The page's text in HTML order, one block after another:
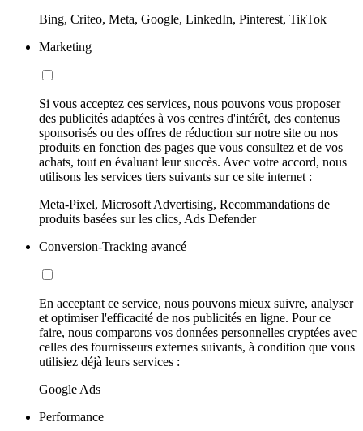
Bing, Criteo, Meta, Google, LinkedIn, Pinterest, TikTok
Marketing
Si vous acceptez ces services, nous pouvons vous proposer
des publicités adaptées à vos centres d'intérêt, des contenus
sponsorisés ou des offres de réduction sur notre site ou nos
produits en fonction des pages que vous consultez et de vos
achats, tout en évaluant leur succès. Avec votre accord, nous
utilisons les services tiers suivants sur ce site internet :
Meta-Pixel, Microsoft Advertising, Recommandations de
produits basées sur les clics, Ads Defender
Conversion-Tracking avancé
En acceptant ce service, nous pouvons mieux suivre, analyser
et optimiser l'efficacité de nos publicités en ligne. Pour ce
faire, nous comparons vos données personnelles cryptées avec
celles des fournisseurs externes suivants, à condition que vous
utilisiez déjà leurs services :
Google Ads
Performance